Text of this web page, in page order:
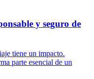
y seguro de
tiene un impacto.
parte esencial de un